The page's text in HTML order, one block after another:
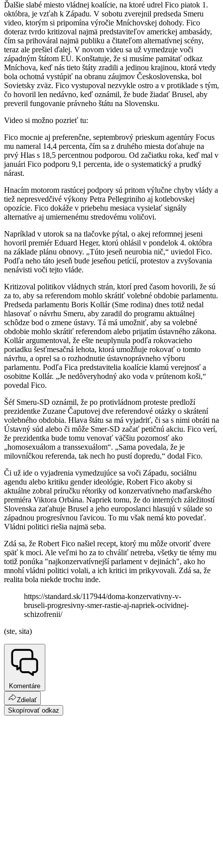
Ďalšie slabé miesto vládnej koalície, na ktoré udrel Fico piatok 1.
októbra, je vzťah k Západu. V sobotu zverejnil predseda Smeru
video, ktorým si pripomína výročie Mníchovskej dohody. Fico
doteraz tvrdo kritizoval najmä predstaviteľov americkej ambasády,
čím sa prihováral najmä publiku a čitateľom alternatívnej scény,
teraz ale prešiel ďalej. V novom videu sa už vymedzuje voči
západným štátom EÚ. Konštatuje, že si musíme pamätať odkaz
Mníchova, keď nás tieto štáty zradili a jedinou krajinou, ktorá vtedy
bola ochotná vystúpiť na obranu záujmov Československa, bol
Sovietsky zväz. Fico vystupoval nezvykle ostro a v protiklade s tým,
čo hovoril len nedávno, keď oznámil, že bude žiadať Brusel, aby
preveril fungovanie právneho štátu na Slovensku.
Video si možno pozrieť tu:
Fico mocnie aj preferenčne, septembrový prieskum agentúry Focus
mu nameral 14,4 percenta, čím sa z druhého miesta doťahuje na
prvý Hlas s 18,5 percentnou podporou. Od začiatku roka, keď mal v
januári Fico podporu 9,1 percenta, ide o systematický a prudký
nárast.
Hnacím motorom rastúcej podpory sú pritom výlučne chyby vlády a
tiež nepresvedčivé výkony Petra Pellegriniho aj kotlebovskej
opozície. Fico dokáže v priebehu mesiaca vysielať signály
alternatíve aj umiernenému stredovému voličovi.
Napríklad v utorok sa na tlačovke pýtal, o akej reformnej jeseni
hovoril premiér Eduard Heger, ktorú ohlásil v pondelok 4. októbra
na základe plánu obnovy. „Túto jeseň neurobia nič,“ uviedol Fico.
Podľa neho táto jeseň bude jeseňou petícií, protestov a zvyšovania
nenávisti voči tejto vláde.
Kritizoval politikov vládnych strán, ktorí pred časom hovorili, že sú
za to, aby sa referendom mohlo skrátiť volebné obdobie parlamentu.
Predseda parlamentu Boris Kollár (Sme rodina) dnes totiž nedal
hlasovať o návrhu Smeru, aby zaradil do programu aktuálnej
schôdze bod o zmene ústavy. Tá má umožniť, aby sa volebné
obdobie mohlo skrátiť referendom alebo prijatím ústavného zákona.
Kollár argumentoval, že ešte neuplynula podľa rokovacieho
poriadku šesťmesačná lehota, ktorá umožňuje rokovať o tomto
návrhu, a oprel sa o rozhodnutie ústavnoprávneho výboru
parlamentu. Podľa Fica predstavitelia koalície klamú verejnosť a
osobitne Kollár. „Je nedôveryhodný ako voda v prútenom koši,“
povedal Fico.
Šéf Smeru-SD oznámil, že po protivládnom proteste predloží
prezidentke Zuzane Čaputovej dve referendové otázky o skrátení
volebného obdobia. Hlava štátu sa má vyjadriť, či sa s nimi obráti na
Ústavný súd alebo či môže Smer-SD začať petičnú akciu. Fico verí,
že prezidentka bude tomu venovať väčšiu pozornosť ako
„homosexuálom a transsexuálom“. „Sama povedala, že je
milovníčkou referenda, tak nech ho pustí dopredu,“ dodal Fico.
Či už ide o vyjadrenia vymedzujúce sa voči Západu, sociálnu
agendu alebo kritiku gender ideológie, Robert Fico akoby si
aktuálne zobral príručku rétoriky od konzervatívneho maďarského
premiéra Viktora Orbána. Napriek tomu, že do interných záležitostí
Slovenska zaťahuje Brusel a jeho europoslanci hlasujú v súlade so
západnou progresívnou ľavicou. To mu však nemá kto povedať.
Vládni politici riešia najmä seba.
Zdá sa, že Robert Fico našiel recept, ktorý mu môže otvoriť dvere
späť k moci. Ale veľmi ho za to chváliť netreba, všetky tie témy mu
totiž ponúka "najkonzervatívnejší parlament v dejinách", ako ho
mnohí vládni politici volali, a ich kritici im prikyvovali. Zdá sa, že
realita bola niekde trochu inde.
https://standard.sk/117944/doma-konzervativny-v-
bruseli-progresivny-smer-rastie-aj-napriek-ocividnej-
schizofrenii/
(ste, sita)
Komentáre
Zdielať
Skopírovať odkaz